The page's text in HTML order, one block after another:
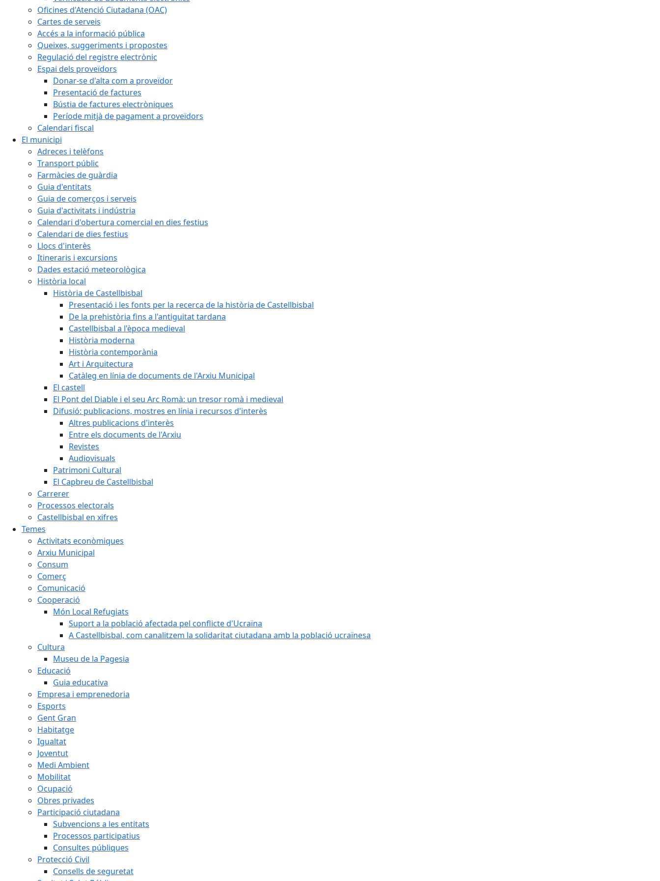
Oficines d'Atenció Ciutadana (OAC)
Cartes de serveis
Accés a la informació pública
Queixes, suggeriments i propostes
Regulació del registre electrònic
Espai dels proveïdors
Donar-se d'alta com a proveïdor
Presentació de factures
Bústia de factures electròniques
Període mitjà de pagament a proveïdors
Calendari fiscal
El municipi
Adreces i telèfons
Transport públic
Farmàcies de guàrdia
Guia d'entitats
Guia de comerços i serveis
Guia d'activitats i indústria
Calendari d'obertura comercial en dies festius
Calendari de dies festius
Llocs d'interès
Itineraris i excursions
Dades estació meteorològica
Història local
Història de Castellbisbal
Presentació i les fonts per la recerca de la història de Castellbisbal
De la prehistòria fins a l'antiguitat tardana
Castellbisbal a l'època medieval
Història moderna
Història contemporània
Art i Arquitectura
Catàleg en línia de documents de l'Arxiu Municipal
El castell
El Pont del Diable i el seu Arc Romà: un tresor romà i medieval
Difusió: publicacions, mostres en línia i recursos d'interès
Altres publicacions d'interès
Entre els documents de l'Arxiu
Revistes
Audiovisuals
Patrimoni Cultural
El Capbreu de Castellbisbal
Carrerer
Processos electorals
Castellbisbal en xifres
Temes
Activitats econòmiques
Arxiu Municipal
Consum
Comerç
Comunicació
Cooperació
Món Local Refugiats
Suport a la població afectada pel conflicte d'Ucraïna
A Castellbisbal, com canalitzem la solidaritat ciutadana amb la població ucraïnesa
Cultura
Museu de la Pagesia
Educació
Guia educativa
Empresa i emprenedoria
Esports
Gent Gran
Habitatge
Igualtat
Joventut
Medi Ambient
Mobilitat
Ocupació
Obres privades
Participació ciutadana
Subvencions a les entitats
Processos participatius
Consultes públiques
Protecció Civil
Consells de seguretat